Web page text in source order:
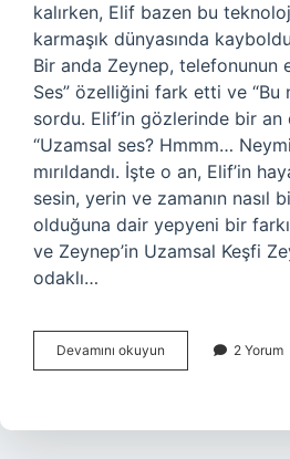
kalırken, Elif bazen bu
karmaşık dünyasında
Bir anda Zeynep, telefonunun
Ses” özelliğini fark etti ve “Bu
sordu. Elif’in gözlerinde bir
“Uzamsal ses? Hmmm…
mırıldandı. İşte o an, Elif’in
sesin, yerin ve zamanın nasıl
olduğuna dair yepyeni bir
ve Zeynep’in Uzamsal Keşfi
odaklı…
Devamını okuyun Uzamsal
ne
?
2 Yorum